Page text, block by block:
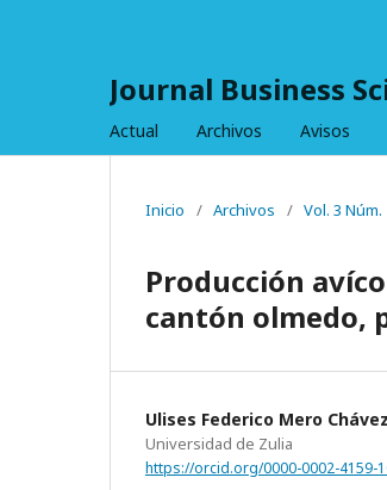
Journal Business
Actual Archivos Avisos
Inicio / Archivos / Vol. 3
Producción
cantón olmedo,
Ulises Federico Mero Chávez
Universidad de Zulia
https://orcid.org/0000-0002-4159-